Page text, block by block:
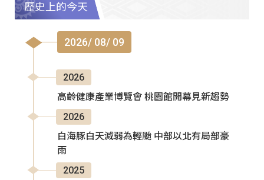
歷史上的今天
2026/ 08/ 09
2026
高齡健康產業博覽會 桃園館開幕見新趨勢
2026
白海豚白天減弱為輕颱 中部以北有局部豪
雨
2025